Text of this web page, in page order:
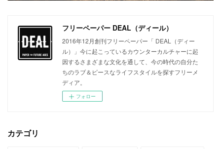
フリーペーパー DEAL（ディール）
2016年12月創刊フリーペーパー「 DEAL（ディー
ル）」今に起こっているカウンターカルチャーに起
因するさまざまな文化を通して、今の時代の自分た
ちのラブ＆ピースなライフスタイルを探すフリーメ
ディア。
フォロー
カテゴリ